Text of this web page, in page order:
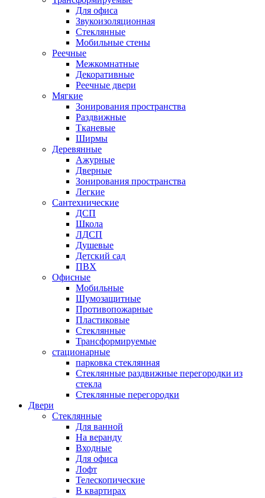
Для офиса
Звукоизоляционная
Стеклянные
Мобильные стены
Реечные
Межкомнатные
Декоративные
Реечные двери
Мягкие
Зонирования пространства
Раздвижные
Тканевые
Ширмы
Деревянные
Ажурные
Дверные
Зонирования пространства
Легкие
Сантехнические
ДСП
Школа
ЛДСП
Душевые
Детский сад
ПВХ
Офисные
Мобильные
Шумозащитные
Противопожарные
Пластиковые
Стеклянные
Трансформируемые
стационарные
парковка стеклянная
Стеклянные раздвижные перегородки из
стекла
Стеклянные перегородки
Двери
Стеклянные
Для ванной
На веранду
Входные
Для офиса
Лофт
Телескопические
В квартирах